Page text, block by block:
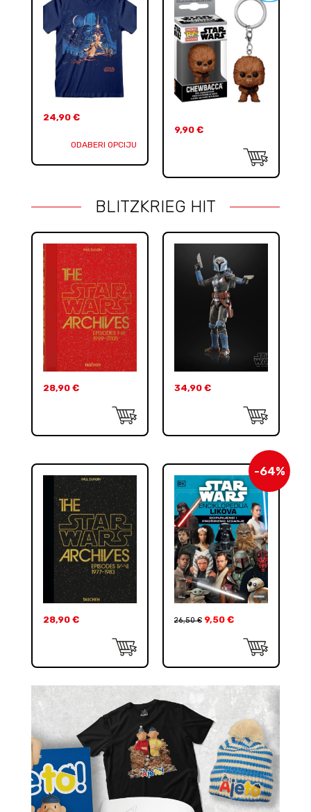
24,90 €
ODABERI OPCIJU
9,90 €
BLITZKRIEG HIT
28,90 € 34,90 €
28,90 €
-64%
26,50€ 9,50 €